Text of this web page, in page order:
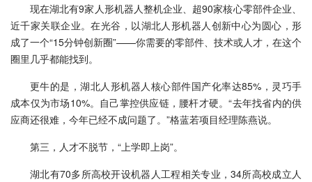
现在湖北有9家人形机器人整机企业、超90家核心零部件企业、
近千家关联企业。在光谷，以湖北人形机器人创新中心为圆心，形
成了一个“15分钟创新圈”——你需要的零部件、技术或人才，在这个
圈里几乎都能找到。
更牛的是，湖北人形机器人核心部件国产化率达85%，灵巧手
成本仅为市场10%。自己掌控供应链，腰杆才硬。“去年找省内的供
应商还很难，今年已经不成问题了。”格蓝若项目经理陈燕说。
第三，人才不脱节，“上学即上岗”。
湖北有70多所高校开设机器人工程相关专业，34所高校成立人